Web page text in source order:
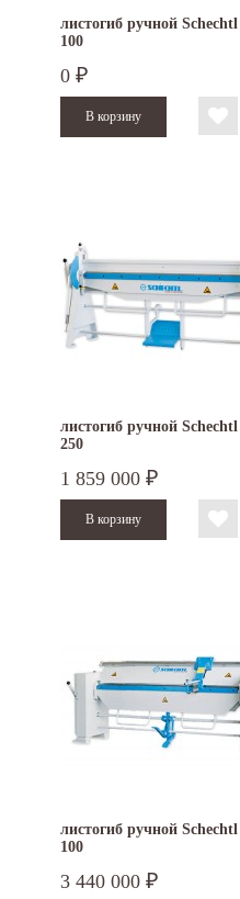
листогиб ручной
100
0 ₽
листогиб ручной
250
1 859 000 ₽
листогиб ручной
100
3 440 000 ₽